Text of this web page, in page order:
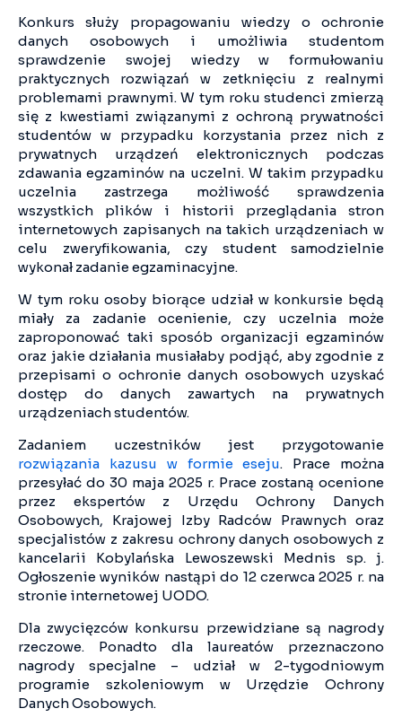
Konkurs służy propagowaniu wiedzy o ochronie
danych osobowych i umożliwia studentom
sprawdzenie swojej wiedzy w formułowaniu
praktycznych rozwiązań w zetknięciu z realnymi
problemami prawnymi. W tym roku studenci zmierzą
się z kwestiami związanymi z ochroną prywatności
studentów w przypadku korzystania przez nich z
prywatnych urządzeń elektronicznych podczas
zdawania egzaminów na uczelni. W takim przypadku
uczelnia zastrzega możliwość sprawdzenia
wszystkich plików i historii przeglądania stron
internetowych zapisanych na takich urządzeniach w
celu zweryfikowania, czy student samodzielnie
wykonał zadanie egzaminacyjne.
W tym roku osoby biorące udział w konkursie będą
miały za zadanie ocenienie, czy uczelnia może
zaproponować taki sposób organizacji egzaminów
oraz jakie działania musiałaby podjąć, aby zgodnie z
przepisami o ochronie danych osobowych uzyskać
dostęp do danych zawartych na prywatnych
urządzeniach studentów.
Zadaniem uczestników jest przygotowanie
rozwiązania kazusu w formie eseju. Prace można
przesyłać do 30 maja 2025 r. Prace zostaną ocenione
przez ekspertów z Urzędu Ochrony Danych
Osobowych, Krajowej Izby Radców Prawnych oraz
specjalistów z zakresu ochrony danych osobowych z
kancelarii Kobylańska Lewoszewski Mednis sp. j.
Ogłoszenie wyników nastąpi do 12 czerwca 2025 r. na
stronie internetowej UODO.
Dla zwycięzców konkursu przewidziane są nagrody
rzeczowe. Ponadto dla laureatów przeznaczono
nagrody specjalne – udział w 2-tygodniowym
programie szkoleniowym w Urzędzie Ochrony
Danych Osobowych.